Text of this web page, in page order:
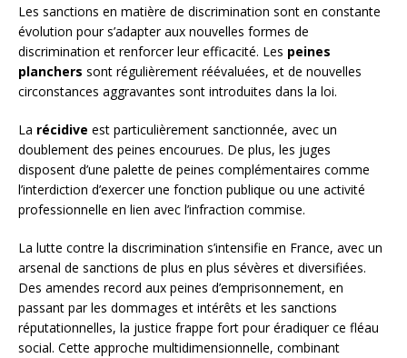
Les sanctions en matière de discrimination sont en constante
évolution pour s’adapter aux nouvelles formes de
discrimination et renforcer leur efficacité. Les peines
planchers sont régulièrement réévaluées, et de nouvelles
circonstances aggravantes sont introduites dans la loi.
La récidive est particulièrement sanctionnée, avec un
doublement des peines encourues. De plus, les juges
disposent d’une palette de peines complémentaires comme
l’interdiction d’exercer une fonction publique ou une activité
professionnelle en lien avec l’infraction commise.
La lutte contre la discrimination s’intensifie en France, avec un
arsenal de sanctions de plus en plus sévères et diversifiées.
Des amendes record aux peines d’emprisonnement, en
passant par les dommages et intérêts et les sanctions
réputationnelles, la justice frappe fort pour éradiquer ce fléau
social. Cette approche multidimensionnelle, combinant